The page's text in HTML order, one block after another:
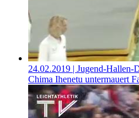
24.02.2019 | Jugend-
Chima Ihenetu untermauert